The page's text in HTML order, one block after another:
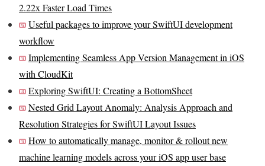
2.22x Faster Load Times
Useful packages to improve your SwiftUI development
workflow
Implementing Seamless App Version Management in iOS
with CloudKit
Exploring SwiftUI: Creating a BottomSheet
Nested Grid Layout Anomaly: Analysis Approach and
Resolution Strategies for SwiftUI Layout Issues
How to automatically manage, monitor & rollout new
machine learning models across your iOS app user base